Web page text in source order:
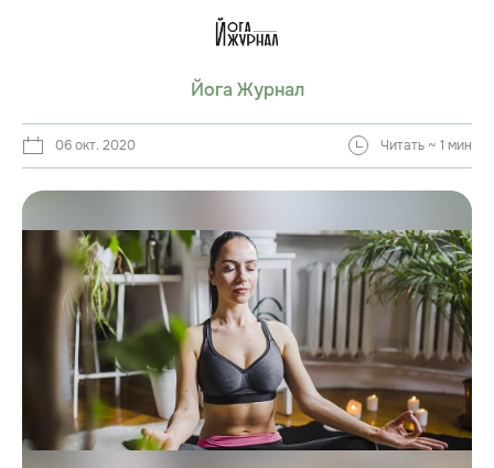
Йога Журнал
06 окт. 2020 Читать ~ 1 мин